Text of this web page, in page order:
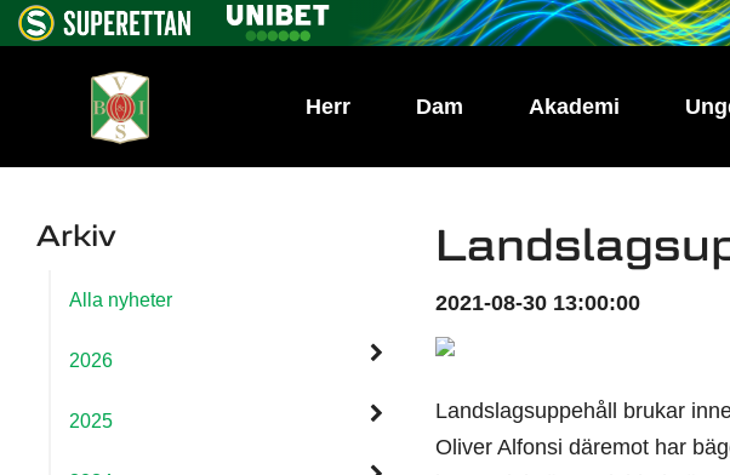
Herr Dam Akademi
Arkiv
Alla nyheter
2026
2025
2021-08-30 13:00:00
Landslagsuppehåll brukar
Oliver Alfonsi däremot har